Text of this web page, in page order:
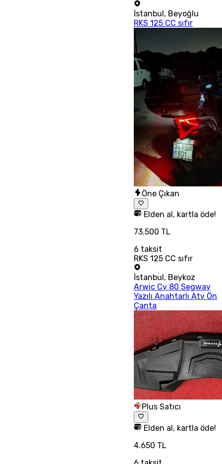
İstanbul, Beyoğlu
RKS 125 CC sıfır
Öne Çıkan
Elden al, kartla öde!
73.500 TL
6 taksit
RKS 125 CC sıfır
İstanbul , Beykoz
Arwic Cv 80 Segway
Yazılı Anahtarlı Atv Ön
Çanta
Plus Satıcı
Elden al, kartla öde!
4.650 TL